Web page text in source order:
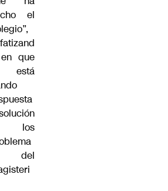
el
que
está
los
del